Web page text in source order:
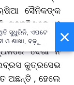
ସୈନିକଙ୍କ
ପହଞ୍ଚିଥିଲେ ଓ
କରିଥିଲା ଯେ
ଦେଖା ନ
କୁତ୍ରସେଭ
ଅଛନ୍ତି , ହେଲେ
×
ସୁଧୁରିନି, ଏପଟେ
ଓ ଶାଖା, ବଢ଼ୁଛି